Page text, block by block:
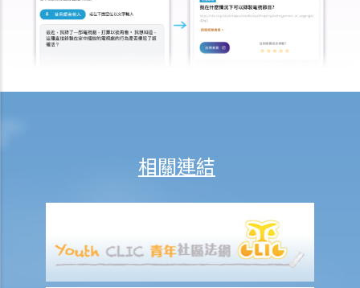
5. 假如僱主面臨破產 / 清盤，我可以從哪處獲得協助？
6. 如果我上班遲到，我的僱主可以扣除我的工資嗎？
7. 僱主可否單方面減少僱員的工資，安排無薪假，或更改僱傭合約條款
8. 建築及營造行業的總承判商有沒有責任支付次承判商的僱員的工資？
11. 如何計算年終酬金？我可於何時收取有關的款項？
1. 終止固定期限合約
1. 繳付終止合約款項之時限
相關連結